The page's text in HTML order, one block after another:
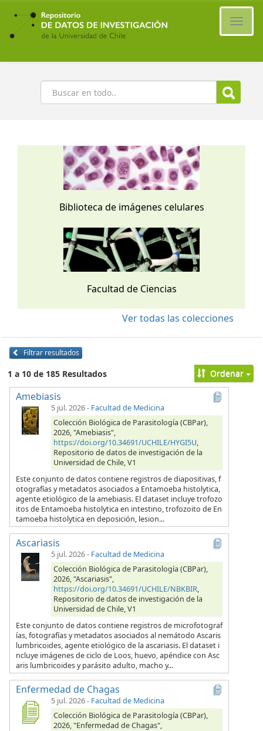
Ir
contenido
principal
Buscar
Biblioteca de imágenes celulares
Facultad de Ciencias
Ver todas las colecciones
Filtrar resultados
1 a 10 de 185 Resultados Ordenar
Amebiasis
5 jul. 2026- Facultad de Medicina
Colección Biológica de Parasitología (CBPar),
2026, "Amebiasis",
https://doi.org/10.34691/UCHILE/HYGI5U,
Repositorio de datos de investigación de la
Universidad de Chile, V1
Este conjunto de datos contiene registros de diapositivas, f
otografías y metadatos asociados a Entamoeba histolytica,
agente etiológico de la amebiasis. El dataset incluye trofozo
itos de Entamoeba histolytica en intestino, trofozoito de En
tamoeba histolytica en deposición, lesion...
Ascariasis
5 jul. 2026- Facultad de Medicina
Colección Biológica de Parasitología (CBPar),
2026, "Ascariasis",
https://doi.org/10.34691/UCHILE/NBKBIR,
Repositorio de datos de investigación de la
Universidad de Chile, V1
Este conjunto de datos contiene registros de microfotograf
ías, fotografías y metadatos asociados al nemátodo Ascaris
lumbricoides, agente etiológico de la ascariasis. El dataset i
ncluye imágenes de ciclo de Loos, huevo, apéndice con Asc
aris lumbricoides y parásito adulto, macho y...
Enfermedad de Chagas
5 jul. 2026- Facultad de Medicina
Colección Biológica de Parasitología (CBPar),
2026, "Enfermedad de Chagas",